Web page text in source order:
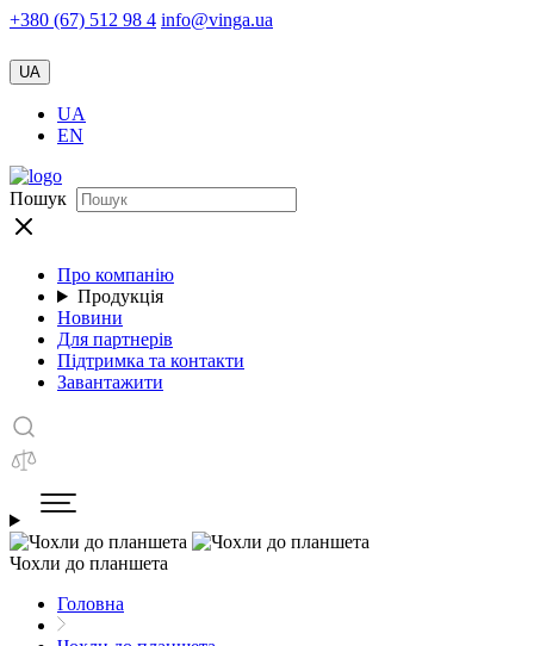
+380 (67) 512 98 4 info@vinga.ua
UA
UA
EN
Пошук
Про компанію
Продукція
Новини
Для партнерів
Підтримка та контакти
Завантажити
Чохли до планшета
Головна